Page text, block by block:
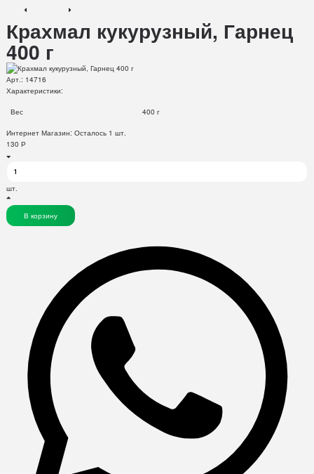
Крахмал кукурузный, Гарнец
400 г
Арт.: 14716
Характеристики:
Вес 400 г
Интернет Магазин: Осталось 1 шт.
130 Р
шт.
В корзину